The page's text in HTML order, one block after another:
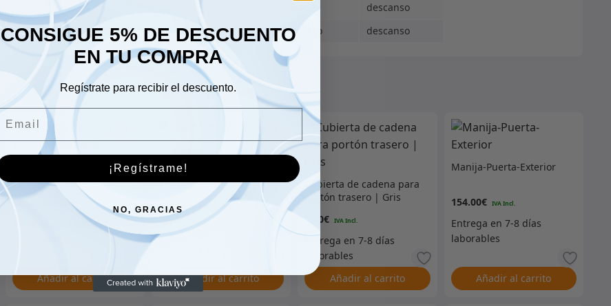
descanso
Domingo
descanso
acero inoxidable
196.00
Añadir al carrito
Guardabarros Dirt D
116.00€
Añadir al carrito
Cubierta de cadena para
portón trasero | Gris
7.00€
Añadir al carrito
Manija-Puerta-Exterior
154.00€
Añadir al carrito
CONSIGUE 5% DE DESCUENTO
EN TU COMPRA
Regístrate para recibir el descuento.
¡Regístrame!
NO, GRACIAS